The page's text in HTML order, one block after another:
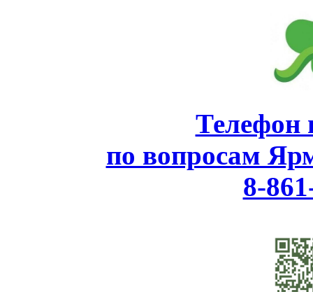
Телефон
по вопросам
8-